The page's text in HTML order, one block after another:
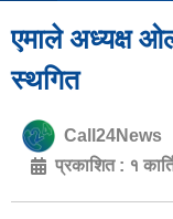
एमाले अध्यक्ष
स्थगित
Call24News
प्रकाशित : १